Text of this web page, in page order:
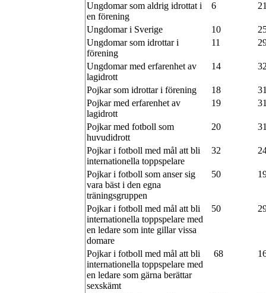
Ungdomar som aldrig idrottat i
en förening
6
Ungdomar i Sverige 10
Ungdomar som idrottar i
förening
11
Ungdomar med erfarenhet av
lagidrott
14
Pojkar som idrottar i förening 18
Pojkar med erfarenhet av
lagidrott
19
Pojkar med fotboll som
huvudidrott
20
Pojkar i fotboll med mål att bli
internationella toppspelare
32
Pojkar i fotboll som anser sig
vara bäst i den egna
träningsgruppen
50
Pojkar i fotboll med mål att bli
internationella toppspelare med
en ledare som inte gillar vissa
domare
50
Pojkar i fotboll med mål att bli
internationella toppspelare med
en ledare som gärna berättar
sexskämt
68